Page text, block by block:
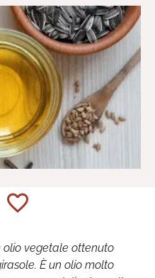
olio vegetale ottenuto
È un olio molto